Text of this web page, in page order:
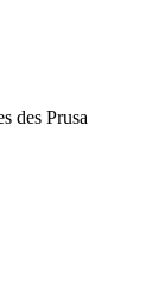
des Prusa